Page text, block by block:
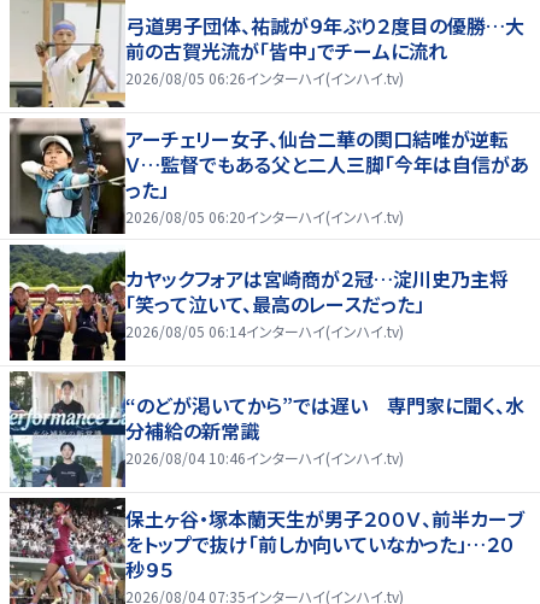
弓道男子団体、祐誠が９年ぶり２度目の優勝…大
前の古賀光流が「皆中」でチームに流れ
2026/08/05 06:26インターハイ(インハイ.tv)
アーチェリー女子、仙台二華の関口結唯が逆転
Ｖ…監督でもある父と二人三脚「今年は自信があ
った」
2026/08/05 06:20インターハイ(インハイ.tv)
カヤックフォアは宮崎商が２冠…淀川史乃主将
「笑って泣いて、最高のレースだった」
2026/08/05 06:14インターハイ(インハイ.tv)
“のどが渇いてから”では遅い 専門家に聞く、水
分補給の新常識
2026/08/04 10:46インターハイ(インハイ.tv)
保土ヶ谷・塚本蘭天生が男子２００Ｖ、前半カーブ
をトップで抜け「前しか向いていなかった」…２０
秒９５
2026/08/04 07:35インターハイ(インハイ.tv)